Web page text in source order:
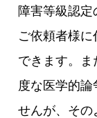
障害等級認定
ご依頼者様
できます。
度な医学的論
せんが、その